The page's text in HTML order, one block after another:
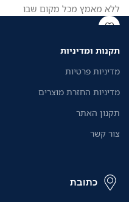
ללא מאמץ מכל מקום שבו
העבודה מתבצעת, כך שתוכלו
תקנות ומדיניות
מדיניות פרטיות
מדיניות החזרת מוצרים
תקנון האתר
צור קשר
כתובת